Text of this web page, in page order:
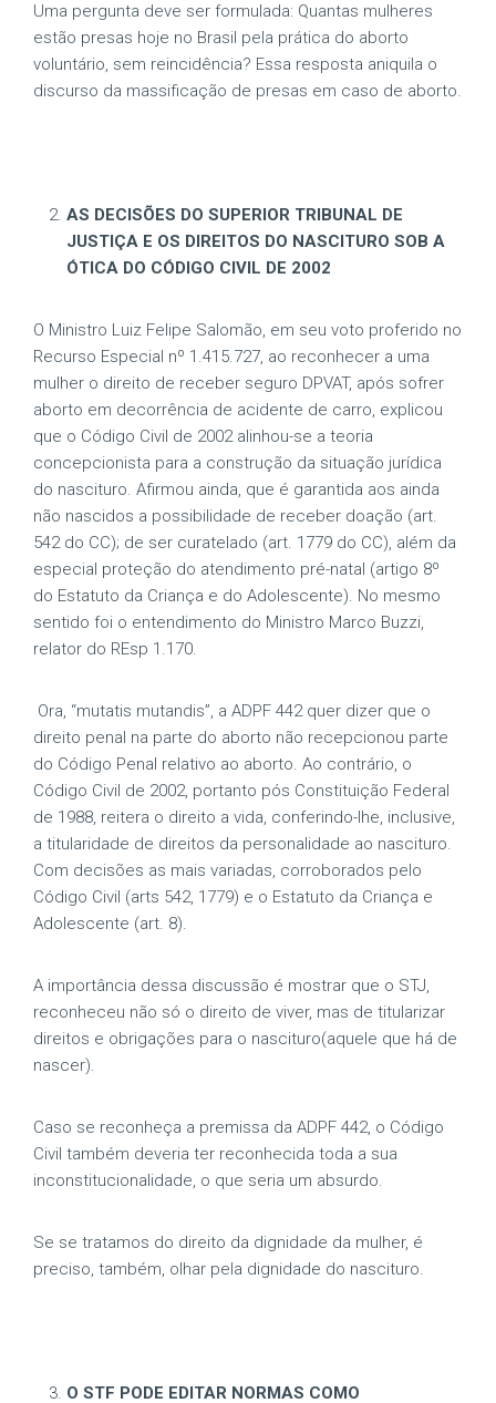
Uma pergunta deve ser formulada: Quantas mulheres
estão presas hoje no Brasil pela prática do aborto
voluntário, sem reincidência? Essa resposta aniquila o
discurso da massificação de presas em caso de aborto.
AS DECISÕES DO SUPERIOR TRIBUNAL DE
JUSTIÇA E OS DIREITOS DO NASCITURO SOB A
ÓTICA DO CÓDIGO CIVIL DE 2002
O Ministro Luiz Felipe Salomão, em seu voto proferido no
Recurso Especial nº 1.415.727, ao reconhecer a uma
mulher o direito de receber seguro DPVAT, após sofrer
aborto em decorrência de acidente de carro, explicou
que o Código Civil de 2002 alinhou-se a teoria
concepcionista para a construção da situação jurídica
do nascituro. Afirmou ainda, que é garantida aos ainda
não nascidos a possibilidade de receber doação (art.
542 do CC); de ser curatelado (art. 1779 do CC), além da
especial proteção do atendimento pré-natal (artigo 8º
do Estatuto da Criança e do Adolescente). No mesmo
sentido foi o entendimento do Ministro Marco Buzzi,
relator do REsp 1.170.
Ora, “mutatis mutandis”, a ADPF 442 quer dizer que o
direito penal na parte do aborto não recepcionou parte
do Código Penal relativo ao aborto. Ao contrário, o
Código Civil de 2002, portanto pós Constituição Federal
de 1988, reitera o direito a vida, conferindo-lhe, inclusive,
a titularidade de direitos da personalidade ao nascituro.
Com decisões as mais variadas, corroborados pelo
Código Civil (arts 542, 1779) e o Estatuto da Criança e
Adolescente (art. 8).
A importância dessa discussão é mostrar que o STJ,
reconheceu não só o direito de viver, mas de titularizar
direitos e obrigações para o nascituro(aquele que há de
nascer).
Caso se reconheça a premissa da ADPF 442, o Código
Civil também deveria ter reconhecida toda a sua
inconstitucionalidade, o que seria um absurdo.
Se se tratamos do direito da dignidade da mulher, é
preciso, também, olhar pela dignidade do nascituro.
O STF PODE EDITAR NORMAS COMO